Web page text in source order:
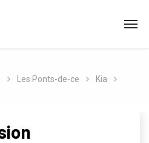
Les Ponts-de-ce
Kia